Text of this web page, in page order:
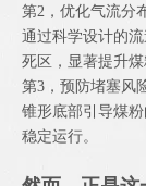
第2，优化气流分
通过科学设计的
死区，显著提升
第3，预防堵塞风
锥形底部引导煤
稳定运行。